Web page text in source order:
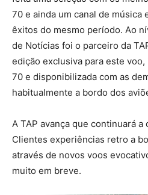
70 e ainda um canal de música
êxitos do mesmo período. Ao
de Notícias foi o parceiro da
edição exclusiva para este
70 e disponibilizada com as
habitualmente a bordo dos
A TAP avança que continuará
Clientes experiências retro a
através de novos voos
muito em breve.